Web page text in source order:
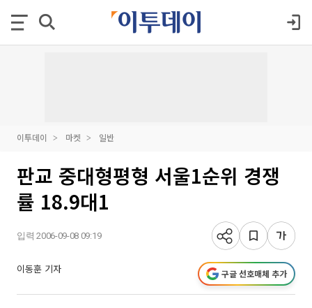
이투데이 마켓 일반
판교 중대형평형 서울1순위 경쟁
률 18.9대1
입력 2006-09-08 09:19
이동훈 기자 구글 선호매체 추가